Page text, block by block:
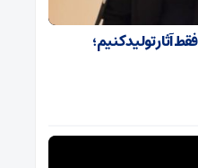
آثار تولید کنیم؛